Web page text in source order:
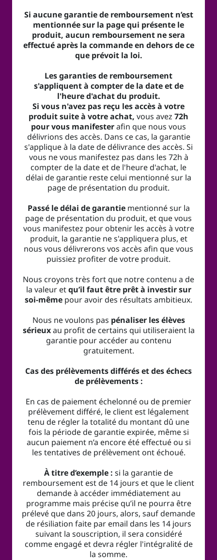
Si aucune garantie de remboursement n’est
mentionnée sur la page qui présente le
produit, aucun remboursement ne sera
effectué après la commande en dehors de ce
que prévoit la loi.
Les garanties de remboursement
s'appliquent à compter de la date et de
l'heure d'achat du produit.
Si vous n'avez pas reçu les accès à votre
produit suite à votre achat, vous avez 72h
pour vous manifesterafin que nous vous
délivrions des accès. Dans ce cas, la garantie
s'applique à la date de délivrance des accès. Si
vous ne vous manifestez pas dans les 72h à
compter de la date et de l'heure d'achat, le
délai de garantie reste celui mentionné sur la
page de présentation du produit.
Passé le délai de garantiementionné sur la
page de présentation du produit, et que vous
vous manifestez pour obtenir les accès à votre
produit, la garantie ne s'appliquera plus, et
nous vous délivrerons vos accès afin que vous
puissiez profiter de votre produit.
Nous croyons très fort que notre contenu a de
la valeur etqu’il faut être prêt à investir sur
soi-même pour avoir des résultats ambitieux.
Nous ne voulons pas pénaliser les élèves
sérieuxau profit de certains qui utiliseraient la
garantie pour accéder au contenu
gratuitement.
Cas des prélèvements différés et des échecs
de prélèvements :
En cas de paiement échelonné ou de premier
prélèvement différé, le client est légalement
tenu de régler la totalité du montant dû une
fois la période de garantie expirée, même si
aucun paiement n’a encore été effectué ou si
les tentatives de prélèvement ont échoué.
À titre d’exemple : si la garantie de
remboursement est de 14 jours et que le client
demande à accéder immédiatement au
programme mais précise qu’il ne pourra être
prélevé que dans 20 jours, alors, sauf demande
de résiliation faite par email dans les 14 jours
suivant la souscription, il sera considéré
comme engagé et devra régler l'intégralité de
la somme.